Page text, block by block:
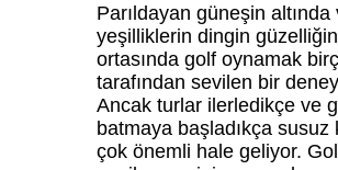
Parıldayan güneşin altında
yeşilliklerin dingin
ortasında golf oynamak
tarafından sevilen bir
Ancak turlar ilerledikçe ve
batmaya başladıkça susuz
çok önemli hale geliyor.